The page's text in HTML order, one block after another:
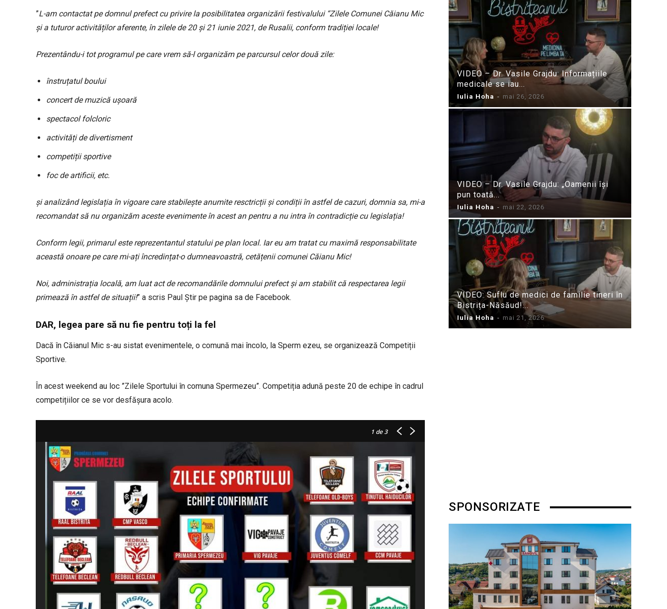
”L-am contactat pe domnul prefect cu privire la posibilitatea organizării festivalului “Zilele Comunei Căianu Mic
și a tuturor activităților aferente, în zilele de 20 și 21 iunie 2021, de Rusalii, conform tradiției locale!
Prezentându-i tot programul pe care vrem să-l organizăm pe parcursul celor două zile:
înstruțatul boului
concert de muzică ușoară
spectacol folcloric
activități de divertisment
competiții sportive
foc de artificii, etc.
și analizând legislația în vigoare care stabilește anumite resctricții și condiții în astfel de cazuri, domnia sa, mi-a
recomandat să nu organizăm aceste evenimente în acest an pentru a nu intra în contradicție cu legislația!
Conform legii, primarul este reprezentantul statului pe plan local. Iar eu am tratat cu maximă responsabilitate
această onoare pe care mi-ați încredințat-o dumneavoastră, cetățenii comunei Căianu Mic!
Noi, administrația locală, am luat act de recomandările domnului prefect și am stabilit că respectarea legii
primează în astfel de situații!” a scris Paul Știr pe pagina sa de Facebook.
DAR, legea pare să nu fie pentru toți la fel
Dacă în Căianul Mic s-au sistat evenimentele, o comună mai încolo, la Sperm ezeu, se organizează Competiții
Sportive.
În acest weekend au loc ”Zilele Sportului în comuna Spermezeu”. Competiția adună peste 20 de echipe în cadrul
competițiilor ce se vor desfășura acolo.
1 de 3
VIDEO – Dr. Vasile Grajdu: Informațiile
medicale se iau...
Iulia Hoha - mai 26, 2026
VIDEO – Dr. Vasile Grajdu: „Oamenii își
pun toată...
Iulia Hoha - mai 22, 2026
VIDEO: Suflu de medici de familie tineri în
Bistrița-Năsăud!...
Iulia Hoha - mai 21, 2026
SPONSORIZATE